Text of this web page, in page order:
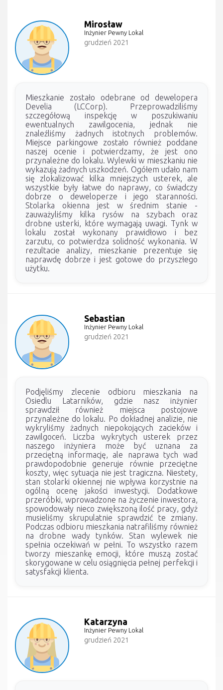
Mirosław
Inżynier Pewny Lokal
grudzień 2021
Mieszkanie zostało odebrane od dewelopera
Develia (LCCorp). Przeprowadziliśmy
szczegółową inspekcję w poszukiwaniu
ewentualnych zawilgocenia, jednak nie
znaleźliśmy żadnych istotnych problemów.
Miejsce parkingowe zostało również poddane
naszej ocenie i potwierdzamy, że jest ono
przynależne do lokalu. Wylewki w mieszkaniu nie
wykazują żadnych uszkodzeń. Ogółem udało nam
się zlokalizować kilka mniejszych usterek, ale
wszystkie były łatwe do naprawy, co świadczy
dobrze o deweloperze i jego staranności.
Stolarka okienna jest w średnim stanie -
zauważyliśmy kilka rysów na szybach oraz
drobne usterki, które wymagają uwagi. Tynk w
lokalu został wykonany prawidłowo i bez
zarzutu, co potwierdza solidność wykonania. W
rezultacie analizy, mieszkanie prezentuje się
naprawdę dobrze i jest gotowe do przyszłego
użytku.
Sebastian
Inżynier Pewny Lokal
grudzień 2021
Podjęliśmy zlecenie odbioru mieszkania na
Osiedlu Latarników, gdzie nasz inżynier
sprawdził również miejsca postojowe
przynależne do lokalu. Po dokładnej analizie, nie
wykryliśmy żadnych niepokojących zacieków i
zawilgoceń. Liczba wykrytych usterek przez
naszego inżyniera może być uznana za
przeciętną informację, ale naprawa tych wad
prawdopodobnie generuje równie przeciętne
koszty, więc sytuacja nie jest tragiczna. Niestety,
stan stolarki okiennej nie wpływa korzystnie na
ogólną ocenę jakości inwestycji. Dodatkowe
przeróbki, wprowadzone na życzenie inwestora,
spowodowały nieco zwiększoną ilość pracy, gdyż
musieliśmy skrupulatnie sprawdzić te zmiany.
Podczas odbioru mieszkania natrafiliśmy również
na drobne wady tynków. Stan wylewek nie
spełnia oczekiwań w pełni. To wszystko razem
tworzy mieszankę emocji, które muszą zostać
skorygowane w celu osiągnięcia pełnej perfekcji i
satysfakcji klienta.
Katarzyna
Inżynier Pewny Lokal
grudzień 2021